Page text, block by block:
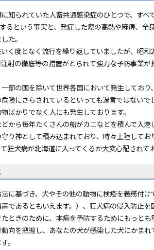
知られていた人畜共通感染症のひとつで、すべ
るという事実と、発症した際の高熱や麻痺、全
た。
く度となく流行を繰り返していましたが、昭
射の徹底等の措置がとられて強力な予防事業
部の国を除いて世界各国において発生しており
険にさらされているといっても過言ではないで
ばかりでなく人にも発生しております。
から毎年たくさんの船がカニなどを積んで入港
り神として積み込まれており、時々上陸してお
狂犬病が北海道に入ってくるか大変心配されて
に基づき、犬やその他の動物に検疫を義務付
であるともいえます。）、狂犬病の侵入防止を
ときのために、本病を予防するためにもっと
向を把握し、あなたの犬が感染した犬にかま
。